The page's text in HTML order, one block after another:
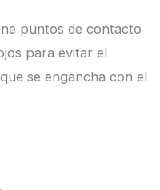
puntos de contacto
para evitar el
se engancha con el